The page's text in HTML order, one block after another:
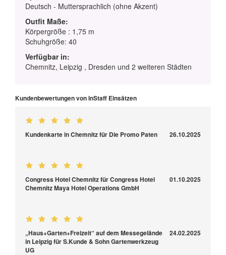
Deutsch - Muttersprachlich (ohne Akzent)
Outfit Maße:
Körpergröße : 1,75 m
Schuhgröße: 40
Verfügbar in:
Chemnitz, Leipzig , Dresden und 2 weiteren Städten
Kundenbewertungen von InStaff Einsätzen
Kundenkarte in Chemnitz für Die Promo Paten 26.10.2025
Congress Hotel Chemnitz für Congress Hotel
Chemnitz Maya Hotel Operations GmbH
01.10.2025
„Haus+Garten+Freizeit“ auf dem Messegelände
in Leipzig für S.Kunde & Sohn Gartenwerkzeug
UG
24.02.2025